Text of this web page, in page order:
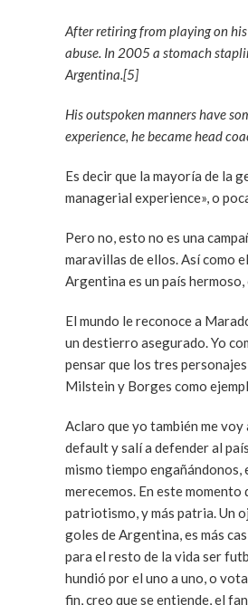
After retiring from playing on
abuse. In 2005 a stomach
Argentina.[5]
His outspoken manners have
experience, he became head
Es decir que la mayoría de la
managerial experience», o
Pero no, esto no es una
maravillas de ellos. Así como
Argentina es un país
El mundo le reconoce a
un destierro asegurado. Yo
pensar que los tres
Milstein y Borges como
Aclaro que yo también me
default y salí a defender al
mismo tiempo
merecemos. En este
patriotismo, y más patria. Un
goles de Argentina, es más
para el resto de la vida ser
hundió por el uno a uno, o
fin, creo que se entiende, el